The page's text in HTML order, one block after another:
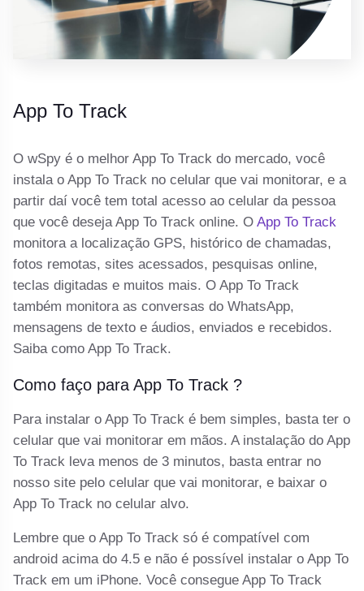
App To Track
O wSpy é o melhor App To Track do mercado, você
instala o App To Track no celular que vai monitorar, e a
partir daí você tem total acesso ao celular da pessoa
que você deseja App To Track online. OApp To Track
monitora a localização GPS, histórico de chamadas,
fotos remotas, sites acessados, pesquisas online,
teclas digitadas e muitos mais. O App To Track
também monitora as conversas do WhatsApp,
mensagens de texto e áudios, enviados e recebidos.
Saiba como App To Track.
Como faço para App To Track ?
Para instalar o App To Track é bem simples, basta ter o
celular que vai monitorar em mãos. A instalação do App
To Track leva menos de 3 minutos, basta entrar no
nosso site pelo celular que vai monitorar, e baixar o
App To Track no celular alvo.
Lembre que o App To Track só é compatível com
android acima do 4.5 e não é possível instalar o App To
Track em um iPhone. Você consegue App To Track